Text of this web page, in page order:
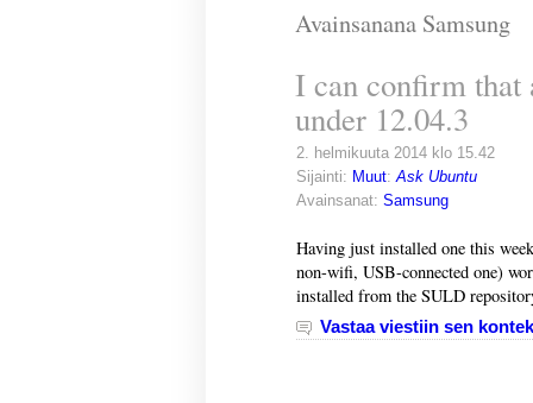
Avainsanana Samsung
I can confirm that
under 12.04.3
2. helmikuuta 2014 klo 15.42
Sijainti: Muut:Ask Ubuntu
Avainsanat: Samsung
Having just installed one this
non-wifi, USB-connected one)
installed from the SULD
Vastaa viestiin sen